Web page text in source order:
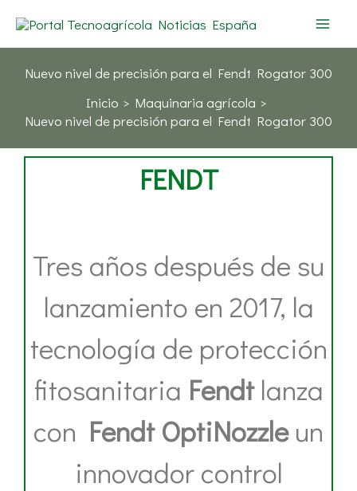
contenido
Nuevo nivel de precisión para el Fendt Rogator 300
Inicio
Maquinaria agrícola
Nuevo nivel de precisión para el Fendt Rogator 300
FENDT
Tres años después de su
lanzamiento en 2017, la
tecnología de protección
fitosanitaria Fendtlanza
con Fendt OptiNozzleun
innovador control